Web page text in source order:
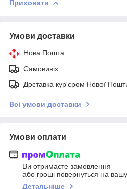
Приховати
Умови доставки
Нова Пошта
Самовивіз
Доставка кур'єром Нової
Всі умови доставки
Умови оплати
Ви отримаєте замовлення
або гроші повернуться на
Детальніше